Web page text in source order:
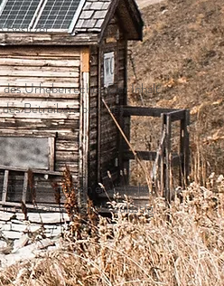
Besitzer.
Urheberrechts. Der Inhalt
Betreibers bzw. des
sind natürlich erwünscht,
ein Frame ist nicht zulässig.